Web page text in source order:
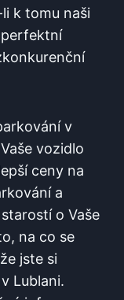
k tomu naši
v
vozidlo
ceny na
a
o Vaše
na co se
jste si
Lublani.